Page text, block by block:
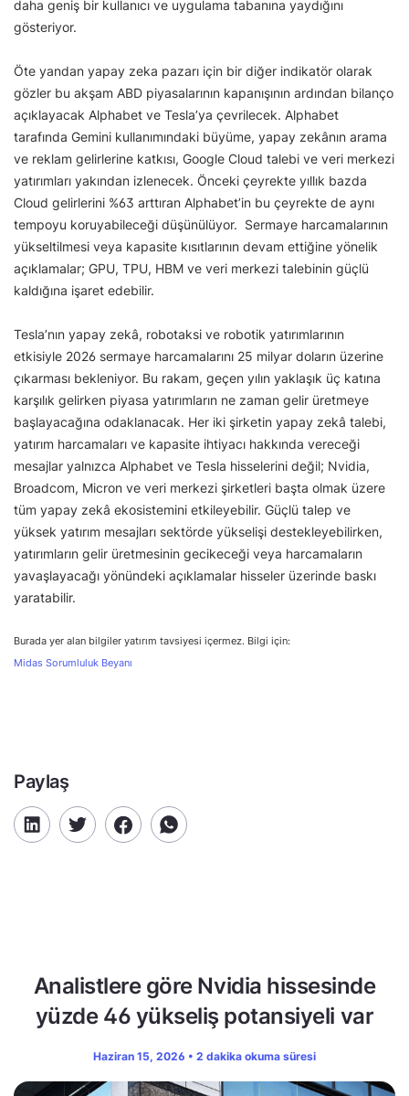
daha geniş bir kullanıcı ve uygulama tabanına yaydığını
gösteriyor.
Öte yandan yapay zeka pazarı için bir diğer indikatör olarak
gözler bu akşam ABD piyasalarının kapanışının ardından bilanço
açıklayacak Alphabet ve Tesla’ya çevrilecek. Alphabet
tarafında Gemini kullanımındaki büyüme, yapay zekânın arama
ve reklam gelirlerine katkısı, Google Cloud talebi ve veri merkezi
yatırımları yakından izlenecek. Önceki çeyrekte yıllık bazda
Cloud gelirlerini %63 arttıran Alphabet’in bu çeyrekte de aynı
tempoyu koruyabileceği düşünülüyor. Sermaye harcamalarının
yükseltilmesi veya kapasite kısıtlarının devam ettiğine yönelik
açıklamalar; GPU, TPU, HBM ve veri merkezi talebinin güçlü
kaldığına işaret edebilir.
Tesla’nın yapay zekâ, robotaksi ve robotik yatırımlarının
etkisiyle 2026 sermaye harcamalarını 25 milyar doların üzerine
çıkarması bekleniyor. Bu rakam, geçen yılın yaklaşık üç katına
karşılık gelirken piyasa yatırımların ne zaman gelir üretmeye
başlayacağına odaklanacak. Her iki şirketin yapay zekâ talebi,
yatırım harcamaları ve kapasite ihtiyacı hakkında vereceği
mesajlar yalnızca Alphabet ve Tesla hisselerini değil; Nvidia,
Broadcom, Micron ve veri merkezi şirketleri başta olmak üzere
tüm yapay zekâ ekosistemini etkileyebilir. Güçlü talep ve
yüksek yatırım mesajları sektörde yükselişi destekleyebilirken,
yatırımların gelir üretmesinin gecikeceği veya harcamaların
yavaşlayacağı yönündeki açıklamalar hisseler üzerinde baskı
yaratabilir.
Burada yer alan bilgiler yatırım tavsiyesi içermez. Bilgi için:
Midas Sorumluluk Beyanı
Paylaş
Analistlere göre Nvidia hissesinde
yüzde 46 yükseliş potansiyeli var
Haziran 15, 2026 • 2 dakika okuma süresi